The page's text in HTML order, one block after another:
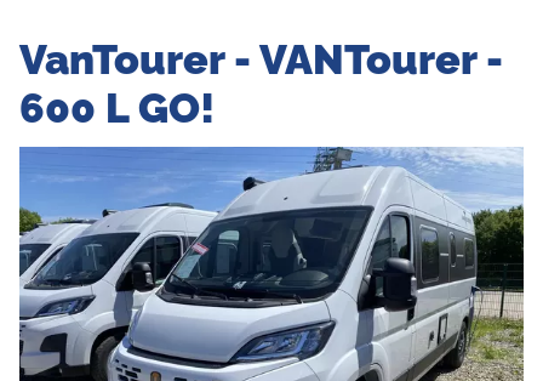
VanTourer - VANTourer -
600 L GO!